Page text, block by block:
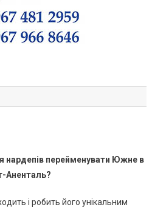
нардепів перейменувати Южне в
Аненталь?
і робить його унікальним